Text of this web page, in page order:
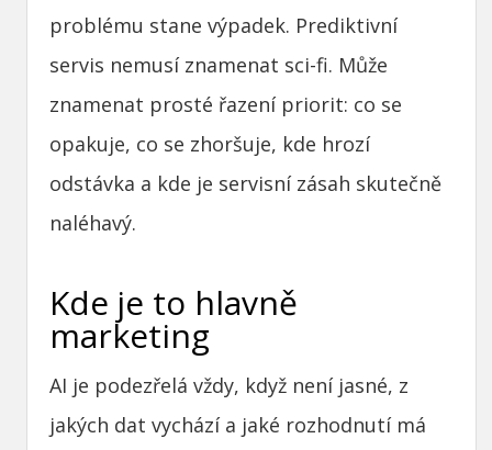
problému stane výpadek. Prediktivní
servis nemusí znamenat sci-fi. Může
znamenat prosté řazení priorit: co se
opakuje, co se zhoršuje, kde hrozí
odstávka a kde je servisní zásah skutečně
naléhavý.
Kde je to hlavně
marketing
AI je podezřelá vždy, když není jasné, z
jakých dat vychází a jaké rozhodnutí má